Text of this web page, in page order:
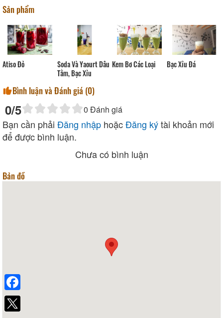
Sản phẩm
Atiso Đỏ
Soda Và Yaourt Dâu
Tằm, Bạc Xỉu
Kem Bơ Các Loại Bạc Xỉu Đá
Bình luận và Đánh giá (0)
0/5 0 Đánh giá
Bạn cần phải Đăng nhập hoặcĐăng kýtài khoản mới
để được bình luận.
Chưa có bình luận
Bản đồ
Facebook